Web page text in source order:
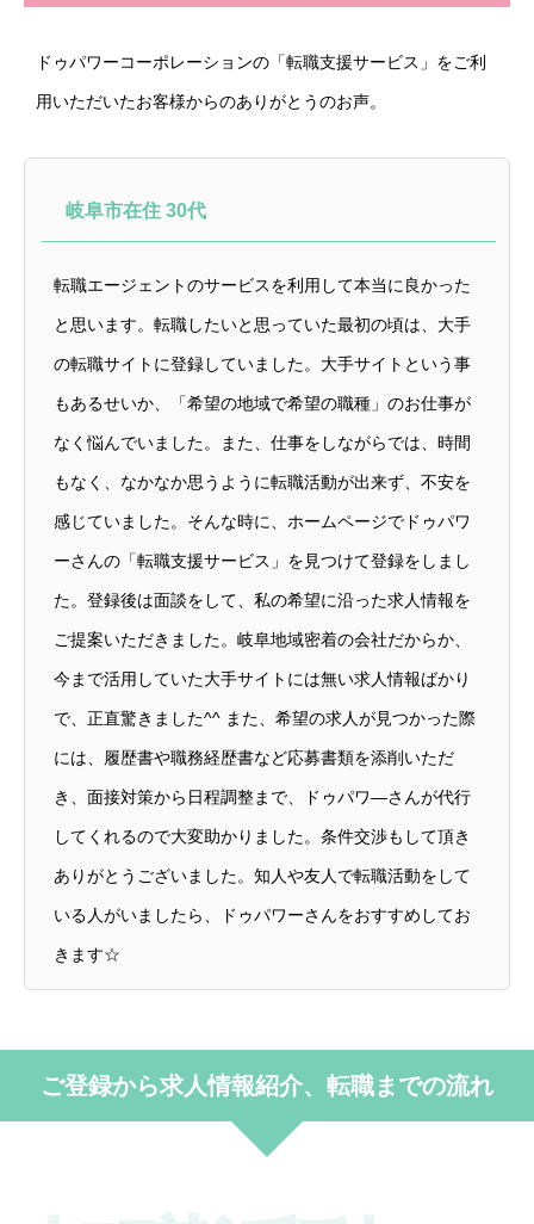
ドゥパワーコーポレーションの「転職支援サービス」をご利
用いただいたお客様からのありがとうのお声。
岐阜市在住 30代
転職エージェントのサービスを利用して本当に良かった
と思います。転職したいと思っていた最初の頃は、大手
の転職サイトに登録していました。大手サイトという事
もあるせいか、「希望の地域で希望の職種」のお仕事が
なく悩んでいました。また、仕事をしながらでは、時間
もなく、なかなか思うように転職活動が出来ず、不安を
感じていました。そんな時に、ホームページでドゥパワ
ーさんの「転職支援サービス」を見つけて登録をしまし
た。登録後は面談をして、私の希望に沿った求人情報を
ご提案いただきました。岐阜地域密着の会社だからか、
今まで活用していた大手サイトには無い求人情報ばかり
で、正直驚きました^^ また、希望の求人が見つかった際
には、履歴書や職務経歴書など応募書類を添削いただ
き、面接対策から日程調整まで、ドゥパワ―さんが代行
してくれるので大変助かりました。条件交渉もして頂き
ありがとうございました。知人や友人で転職活動をして
いる人がいましたら、ドゥパワーさんをおすすめしてお
きます☆
ご登録から求人情報紹介、転職までの流れ